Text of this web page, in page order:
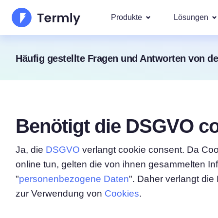
Produkte
Datenschutzerklärungs-
EULA-Generator
Haftungsausschluss-
Lösungen
Am
Unsere
Wir
Über uns
Updates und Presse
Die Produkt-
Neuerscheinungen
Häufig gestellte Fragen und Antworten von
Benötigt die DSGVO
Ja, die DSGVO verlangt cookie consent. Da
online tun, gelten die von ihnen gesammelten
"personenbezogene Daten". Daher verlangt die
zur Verwendung von Cookies.